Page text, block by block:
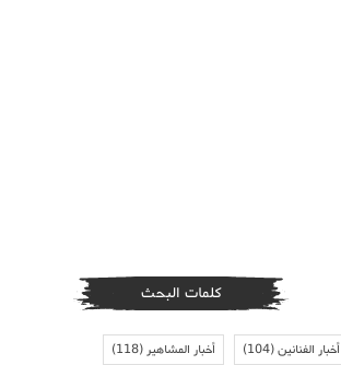
كلمات البحث
أخبار الفنانين(104) أخبار المشاهير(118)